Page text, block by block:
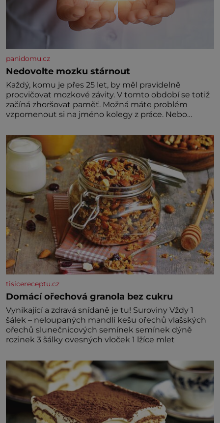
panidomu.cz
Nedovolte mozku stárnout
Každý, komu je přes 25 let, by měl pravidelně
procvičovat mozkové závity. V tomto období se totiž
začíná zhoršovat paměť. Možná máte problém
vzpomenout si na jméno kolegy z práce. Nebo
nedávno přečetli. Je to opravdu tak, s věkem jako
kdyby se paměť rozhodla stávkovat. Cvičte
tisicereceptu.cz
Domácí ořechová granola bez cukru
Vynikající a zdravá snídaně je tu! Suroviny Vždy 1
šálek – neloupaných mandlí kešu ořechů vlašských
ořechů slunečnicových semínek semínek dýně
rozinek 3 šálky ovesných vloček 1 lžíce mlet